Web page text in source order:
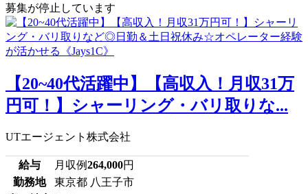
募集が停止しています
【20~40代活躍中】【高収入！月収31万
円可！】シャーリング・バリ取りな...
UTエージェント株式会社
給与 月収例264,000円
勤務地
東京都 八王子市